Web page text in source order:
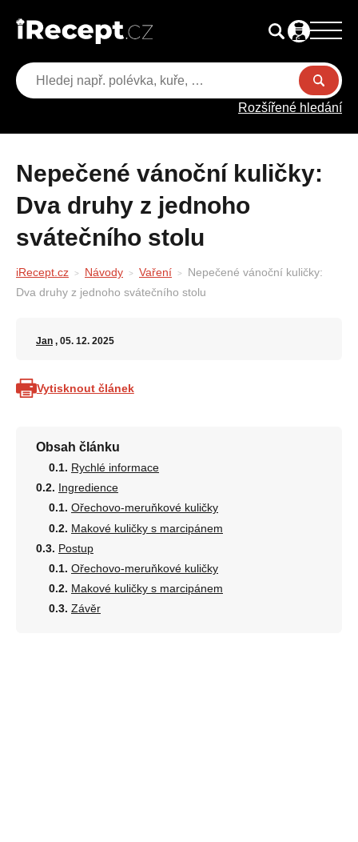
Rozšířené hledání
Nepečené vánoční kuličky:
Dva druhy z jednoho
svátečního stolu
iRecept.cz Návody Vaření
Nepečené vánoční kuličky:
Dva druhy z jednoho svátečního stolu
Jan , 05. 12. 2025
Vytisknout článek
Obsah článku
Rychlé informace
Ingredience
Ořechovo-meruňkové kuličky
Makové kuličky s marcipánem
Postup
Ořechovo-meruňkové kuličky
Makové kuličky s marcipánem
Závěr